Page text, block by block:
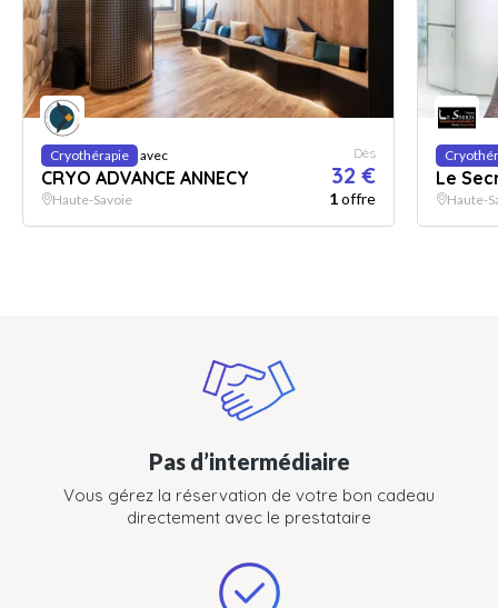
Cryothérapie avec
CRYO ADVANCE ANNECY
Dès
32 €
Haute-Savoie 1offre
Le
Haute-
Pas d’intermédiaire
Vous gérez la réservation de votre bon cadeau
directement avec le prestataire